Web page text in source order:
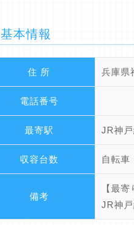
基本情報
住 所 兵庫県
電話番号
最寄駅 JR神
収容台数 自転車
備考
【最寄
JR神